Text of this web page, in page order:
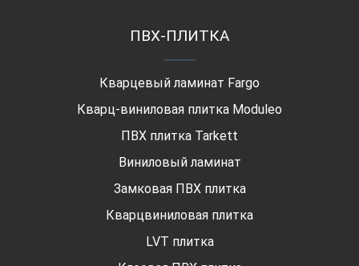
ПВХ-ПЛИТКА
Кварцевый ламинат Fargo
Кварц-виниловая плитка Moduleo
ПВХ плитка Tarkett
Виниловый ламинат
Замковая ПВХ плитка
Кварцвиниловая плитка
LVT плитка